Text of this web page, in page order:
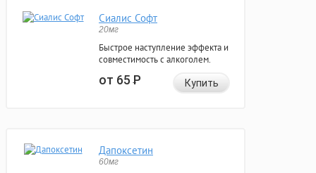
Сиалис Софт
20мг
Быстрое наступление эффекта и
совместимость с алкоголем.
от 65Р Купить
Дапоксетин
60мг